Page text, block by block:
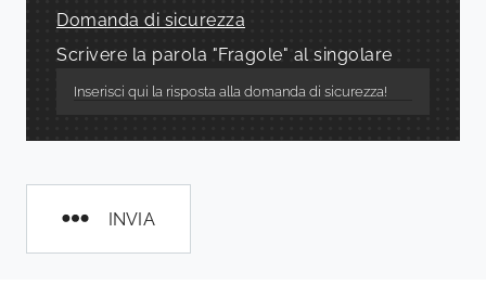
Domanda di sicurezza
Scrivere la parola "Fragole" al singolare
INVIA